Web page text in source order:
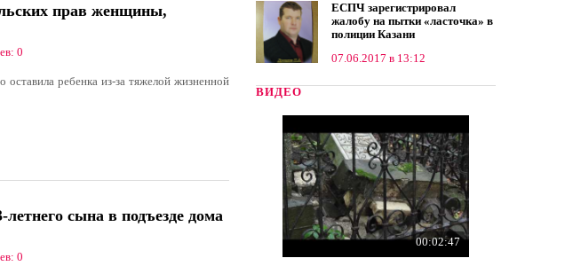
прав женщины,
0
ребенка из-за тяжелой жизненной
сына в подъезде дома
0
ЕСПЧ зарегистрировал
жалобу на пытки «ласточка» в
полиции Казани
07.06.2017 в 13:12
ВИДЕО
00:02:47